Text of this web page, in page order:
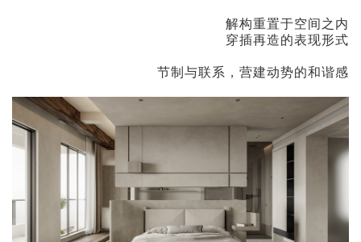
解构重置于空间之内
穿插再造的表现形式
节制与联系，营建动势的和谐感